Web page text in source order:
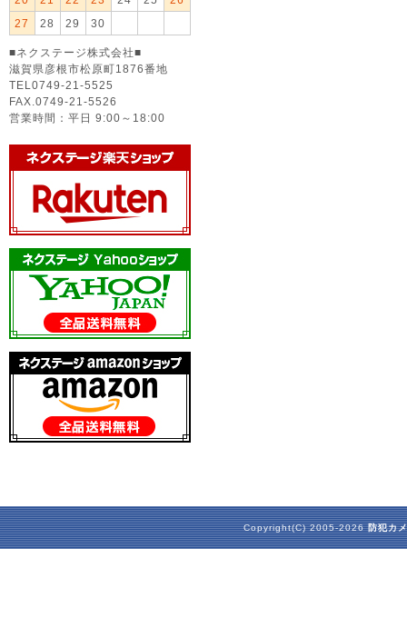
27
28 29 30
■ネクステージ株式会社■
滋賀県彦根市松原町1876番地
TEL0749-21-5525
FAX.0749-21-5526
営業時間：平日 9:00～18:00
Copyright(C) 2005-2026防犯カ